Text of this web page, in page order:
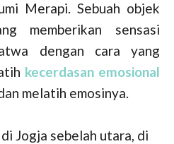
Merapi. Sebuah objek
memberikan sensasi
dengan cara yang
kecerdasan emosional
melatih emosinya.
Jogja sebelah utara, di